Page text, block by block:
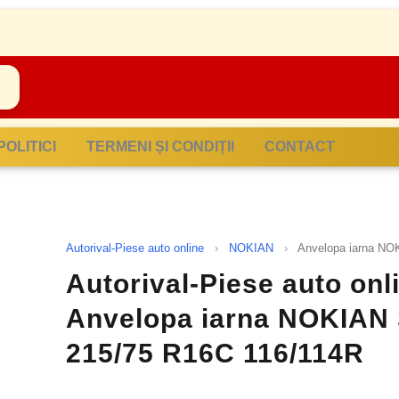
POLITICI TERMENI ȘI CONDIȚII CONTACT
Autorival-Piese auto online › NOKIAN › Anvelopa iarna
Autorival-Piese auto
Anvelopa iarna NOKIAN
215/75 R16C 116/114R